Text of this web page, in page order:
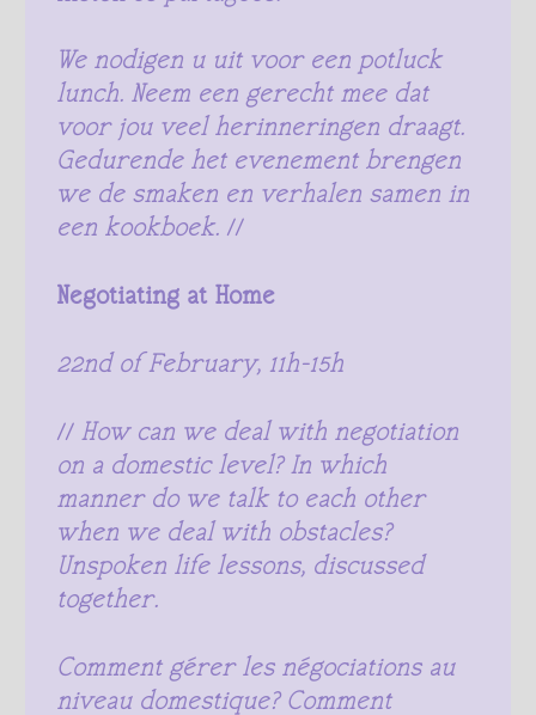
We nodigen u uit voor een potluck
lunch. Neem een gerecht mee dat
voor jou veel herinneringen draagt.
Gedurende het evenement brengen
we de smaken en verhalen samen in
een kookboek. //
Negotiating at Home
22nd of February, 11h-15h
// How can we deal with negotiation
on a domestic level? In which
manner do we talk to each other
when we deal with obstacles?
Unspoken life lessons, discussed
together.
Comment gérer les négociations au
niveau domestique? Comment